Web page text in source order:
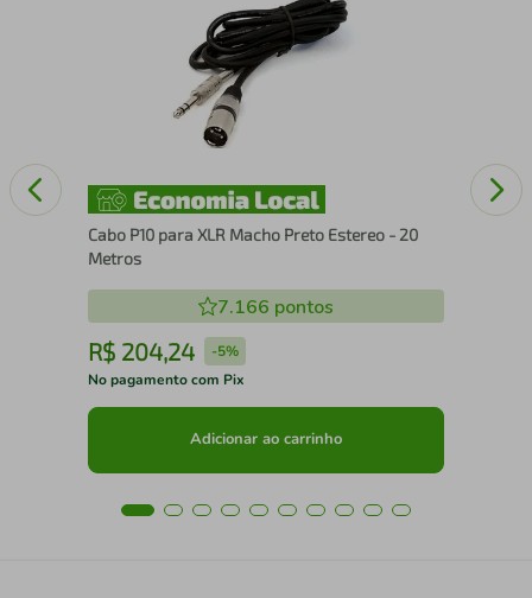
Cabo P10 para XLR Macho Preto Estereo - 20
Metros
7.166 pontos
R$ 204,24 -5%
No pagamento com Pix
Adicionar ao carrinho